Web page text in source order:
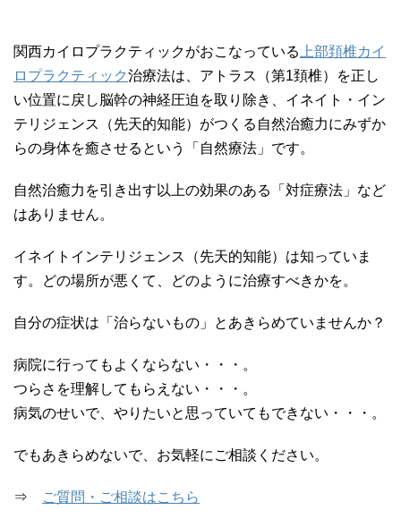
関西カイロプラクティックがおこなっている 上部頚椎カイ
ロプラクティック治療法は、アトラス（第1頚椎）を正し
い位置に戻し脳幹の神経圧迫を取り除き、イネイト・イン
テリジェンス（先天的知能）がつくる自然治癒力にみずか
らの身体を癒させるという「自然療法」です。
自然治癒力を引き出す以上の効果のある「対症療法」など
はありません。
イネイトインテリジェンス（先天的知能）は知っていま
す。どの場所が悪くて、どのように治療すべきかを。
自分の症状は「治らないもの」とあきらめていませんか？
病院に行ってもよくならない・・・。
つらさを理解してもらえない・・・。
病気のせいで、やりたいと思っていてもできない・・・。
でもあきらめないで、お気軽にご相談ください。
⇒ ご質問・ご相談はこちら